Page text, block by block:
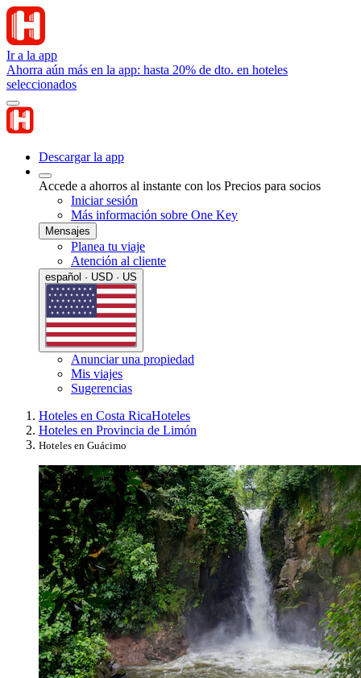
Ir a la app
Ahorra aún más en la app: hasta 20% de dto. en hoteles
seleccionados
Descargar la app
Accede a ahorros al instante con los Precios para socios
Iniciar sesión
Más información sobre One Key
Mensajes
Planea tu viaje
Atención al cliente
español · USD · US
Anunciar una propiedad
Mis viajes
Sugerencias
Hoteles en Costa RicaHoteles
Hoteles en Provincia de Limón
Hoteles en Guácimo